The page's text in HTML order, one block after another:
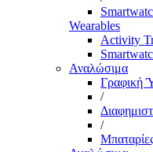
Wearables
Activity
Αναλώσιμα
Γραφική
/
/